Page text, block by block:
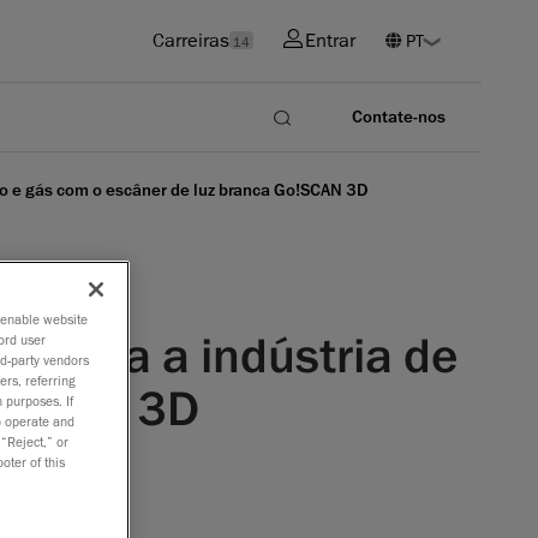
Carreiras 14 Entrar
Contate-nos
gás com o escâner de luz branca Go!SCAN 3D
para a indústria de
3D
website
user
party vendors
referring
purposes. If
operate and
or
of this